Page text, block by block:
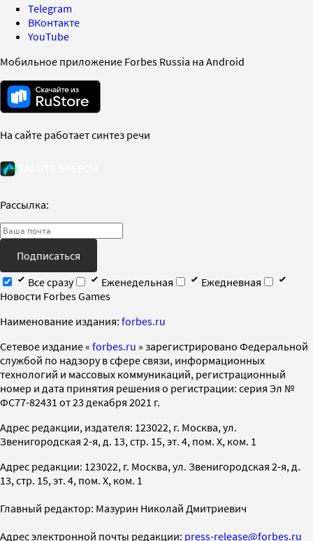
Telegram
ВКонтакте
YouTube
Мобильное приложение Forbes Russia на Android
На сайте работает синтез речи
Рассылка:
Подписаться
Все сразу
Еженедельная
Ежедневная
Новости Forbes Games
Наименование издания: forbes.ru
Cетевое издание « forbes.ru » зарегистрировано Федеральной
службой по надзору в сфере связи, информационных
технологий и массовых коммуникаций, регистрационный
номер и дата принятия решения о регистрации: серия Эл №
ФС77-82431 от 23 декабря 2021 г.
Адрес редакции, издателя: 123022, г. Москва, ул.
Звенигородская 2-я, д. 13, стр. 15, эт. 4, пом. X, ком. 1
Адрес редакции: 123022, г. Москва, ул. Звенигородская 2-я, д.
13, стр. 15, эт. 4, пом. X, ком. 1
Главный редактор: Мазурин Николай Дмитриевич
Адрес электронной почты редакции: press-release@forbes.ru